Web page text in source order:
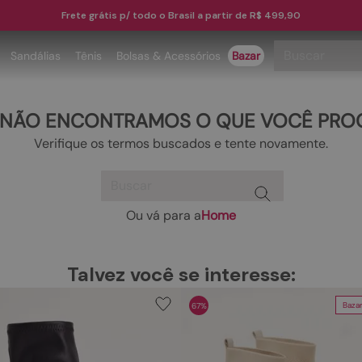
Frete grátis p/ todo o Brasil a partir de R$ 499,90
Sandálias Tênis Bolsas & Acessórios Bazar
ENCONTRAMOS O QUE VOCÊ
Verifique os termos buscados e tente novamente.
Ou vá para aHome
Talvez você se interesse:
Bazar
67%
1º
papete
2º
tenis
rasteira
9º
couro
TERMOS MAIS BUSCADOS
tenis
rasteira